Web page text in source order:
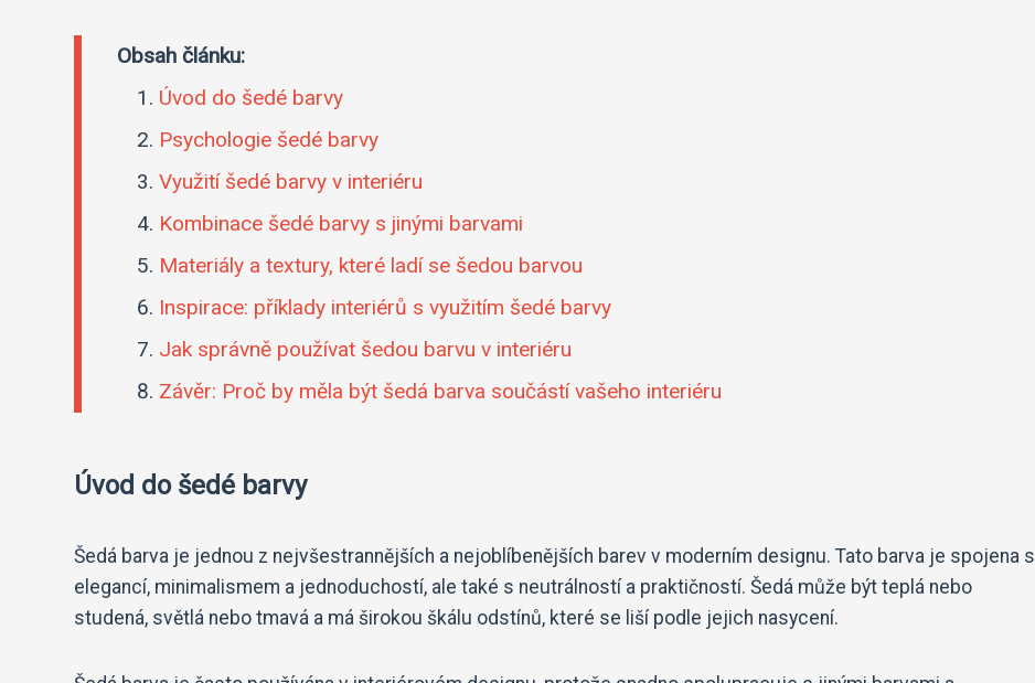
Obsah článku:
Úvod do šedé barvy
Psychologie šedé barvy
Využití šedé barvy v interiéru
Kombinace šedé barvy s jinými barvami
Materiály a textury, které ladí se šedou barvou
Inspirace: příklady interiérů s využitím šedé barvy
Jak správně používat šedou barvu v interiéru
Závěr: Proč by měla být šedá barva součástí vašeho interiéru
Úvod do šedé barvy
Šedá barva je jednou z nejvšestrannějších a nejoblíbenějších barev v moderním designu. Tato barva je spojena s
elegancí, minimalismem a jednoduchostí, ale také s neutrálností a praktičností. Šedá může být teplá nebo
studená, světlá nebo tmavá a má širokou škálu odstínů, které se liší podle jejich nasycení.